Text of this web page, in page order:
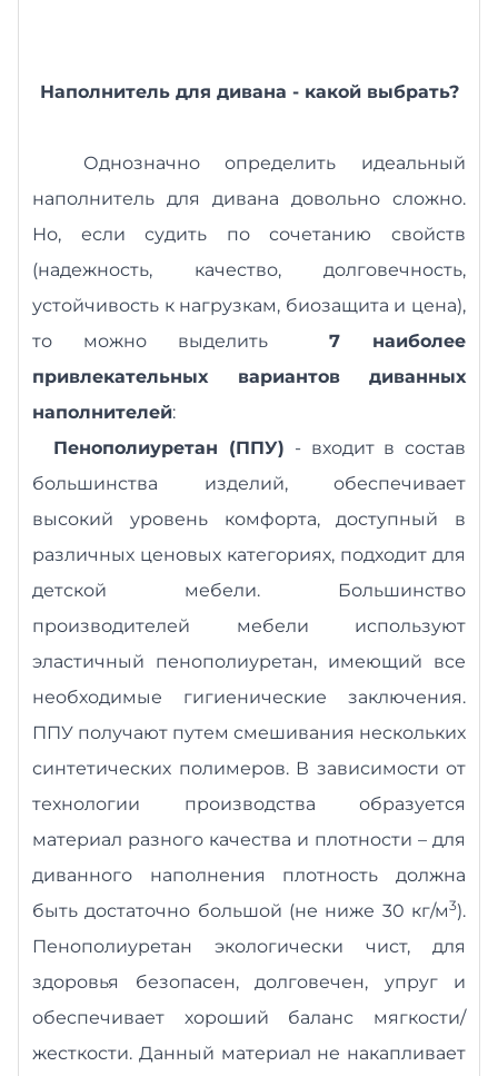
Наполнитель для дивана - какой выбрать?
Однозначно определить идеальный
наполнитель для дивана довольно сложно.
Но, если судить по сочетанию свойств
(надежность, качество, долговечность,
устойчивость к нагрузкам, биозащита и цена),
то можно выделить7 наиболее
привлекательных вариантов диванных
наполнителей:
Пенополиуретан (ППУ) - входит в состав
большинства изделий, обеспечивает
высокий уровень комфорта, доступный в
различных ценовых категориях, подходит для
детской мебели. Большинство
производителей мебели используют
эластичный пенополиуретан, имеющий все
необходимые гигиенические заключения.
ППУ получают путем смешивания нескольких
синтетических полимеров. В зависимости от
технологии производства образуется
материал разного качества и плотности – для
диванного наполнения плотность должна
быть достаточно большой (не ниже 30 кг/м3).
Пенополиуретан экологически чист, для
здоровья безопасен, долговечен, упруг и
обеспечивает хороший баланс мягкости/
жесткости. Данный материал не накапливает